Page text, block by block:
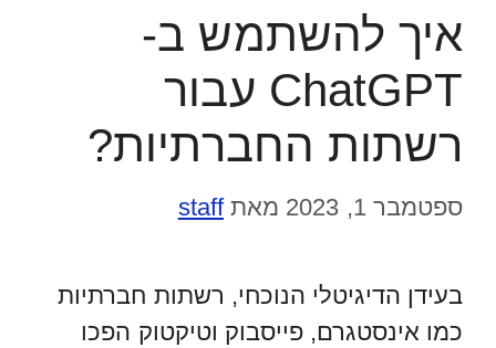
איך להשתמש ב-
ChatGPT עבור
רשתות החברתיות?
ספטמבר 1, 2023 מאתstaff
בעידן הדיגיטלי הנוכחי, רשתות חברתיות
כמו אינסטגרם, פייסבוק וטיקטוק הפכו